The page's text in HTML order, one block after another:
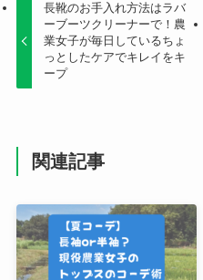
長靴のお手入れ方法はラバ
ーブーツクリーナーで！農
業女子が毎日しているちょ
っとしたケアでキレイをキ
ープ
関連記事